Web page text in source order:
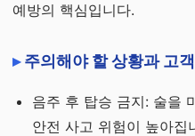
예방의 핵심입니다.
주의해야 할 상황과 고
음주 후 탑승 금지: 술을
안전 사고 위험이 높아집